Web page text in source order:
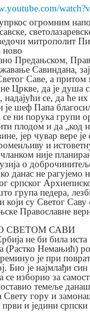
упркос огромним
митрополит
ново
Предањском,
Савиндана,
Саве, а
Цркве, да је душа
надајући се, да ће
је шеф Папа
се ни порука групи
плодом и да „код
јер чувар вере
и
није
о
данас не рагујемо
српског
група педера,
који су Светог Саву
Православне
СВЕТОМ САВИ
не би била иста
(Растко Немањић)
је при
Био је најмлађи
се изборио за
темеље
Свету гору и
и једини